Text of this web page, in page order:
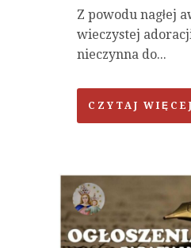
Z powodu nagłej
wieczystej
nieczynna do...
CZYTAJ WIĘCEJ